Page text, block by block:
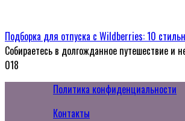
Подборка для отпуска с Wildberries: 10
Собираетесь в долгожданное путешествие и
018
Политика конфиденциальности
Контакты